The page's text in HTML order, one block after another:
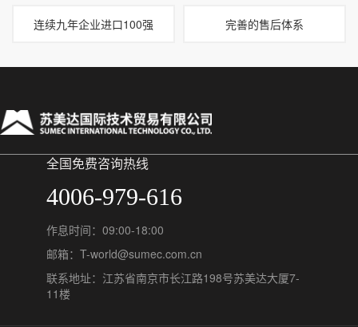
连续九年企业进口100强 完善的售后体系
全国免费咨询热线
4006-979-616
作息时间：09:00-18:00
邮箱：T-world@sumec.com.cn
联系地址：江苏省南京市长江路198号苏美达大厦7-
11楼